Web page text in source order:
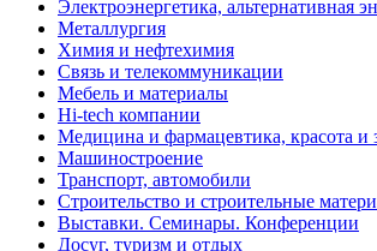
Электроэнергетика, альтернативная
Металлургия
Химия и нефтехимия
Связь и телекоммуникации
Мебель и материалы
Hi-tech компании
Медицина и фармацевтика, красота и
Машиностроение
Транспорт, автомобили
Строительство и строительные
Выставки. Семинары. Конференции
Досуг, туризм и отдых